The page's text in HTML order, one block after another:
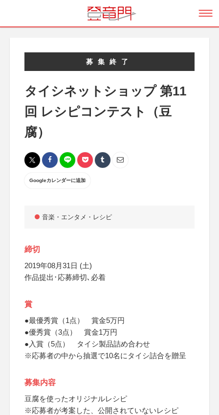
募集終了
タイシネットショップ 第11
回 レシピコンテスト（豆
腐）
Googleカレンダーに追加
音楽・エンタメ・レシピ
締切
2019年08月31日 (土)
作品提出･応募締切､必着
賞
●最優秀賞（1点） 賞金5万円
●優秀賞（3点） 賞金1万円
●入賞（5点） タイシ製品詰め合わせ
※応募者の中から抽選で10名にタイシ詰合を贈呈
募集内容
豆腐を使ったオリジナルレシピ
※応募者が考案した、公開されていないレシピ